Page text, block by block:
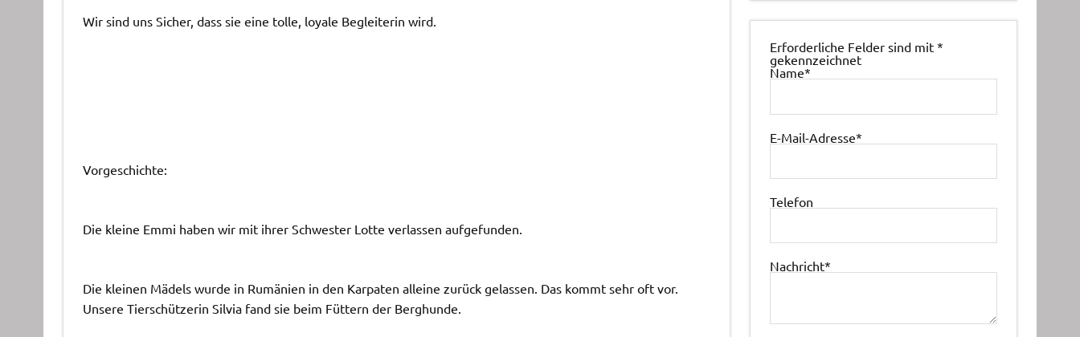
Wir sind uns Sicher, dass sie eine tolle, loyale Begleiterin wird.
Vorgeschichte:
Die kleine Emmi haben wir mit ihrer Schwester Lotte verlassen aufgefunden.
Die kleinen Mädels wurde in Rumänien in den Karpaten alleine zurück gelassen. Das kommt sehr oft vor.
Unsere Tierschützerin Silvia fand sie beim Füttern der Berghunde.
Erforderliche Felder sind mit*
gekennzeichnet
Name*
E-Mail-Adresse*
Telefon
Nachricht*